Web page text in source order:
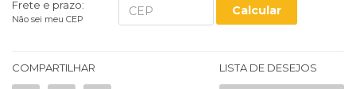
Frete e prazo:
Não sei meu CEP
Calcular
COMPARTILHAR LISTA DE DESEJOS